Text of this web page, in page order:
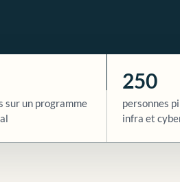
sur un programme
250
personnes
infra et